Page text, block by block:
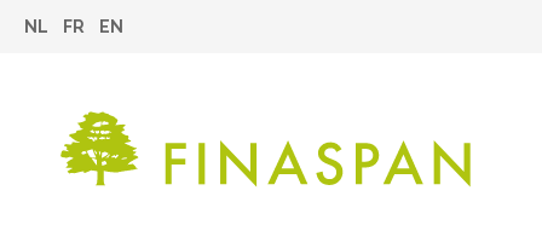
NL FR EN